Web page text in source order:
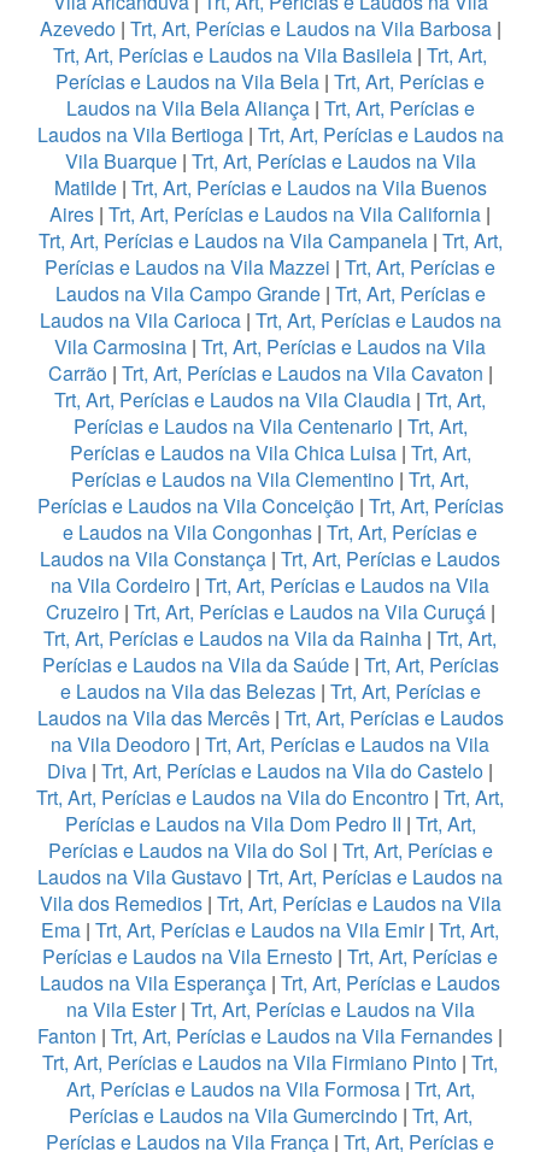
Azevedo| Trt, Art, Perícias e Laudos na Vila Barbosa|
Trt, Art, Perícias e Laudos na Vila Basileia | Trt, Art,
Perícias e Laudos na Vila Bela | Trt, Art, Perícias e
Laudos na Vila Bela Aliança| Trt, Art, Perícias e
Laudos na Vila Bertioga| Trt, Art, Perícias e Laudos na
Vila Buarque| Trt, Art, Perícias e Laudos na Vila
Matilde| Trt, Art, Perícias e Laudos na Vila Buenos
Aires | Trt, Art, Perícias e Laudos na Vila California |
Trt, Art, Perícias e Laudos na Vila Campanela| Trt, Art,
Perícias e Laudos na Vila Mazzei | Trt, Art, Perícias e
Laudos na Vila Campo Grande| Trt, Art, Perícias e
Laudos na Vila Carioca| Trt, Art, Perícias e Laudos na
Vila Carmosina | Trt, Art, Perícias e Laudos na Vila
Carrão| Trt, Art, Perícias e Laudos na Vila Cavaton |
Trt, Art, Perícias e Laudos na Vila Claudia | Trt, Art,
Perícias e Laudos na Vila Centenario| Trt, Art,
Perícias e Laudos na Vila Chica Luisa | Trt, Art,
Perícias e Laudos na Vila Clementino | Trt, Art,
Perícias e Laudos na Vila Conceição| Trt, Art, Perícias
e Laudos na Vila Congonhas | Trt, Art, Perícias e
Laudos na Vila Constança | Trt, Art, Perícias e Laudos
na Vila Cordeiro | Trt, Art, Perícias e Laudos na Vila
Cruzeiro | Trt, Art, Perícias e Laudos na Vila Curuçá |
Trt, Art, Perícias e Laudos na Vila da Rainha | Trt, Art,
Perícias e Laudos na Vila da Saúde| Trt, Art, Perícias
e Laudos na Vila das Belezas| Trt, Art, Perícias e
Laudos na Vila das Mercês| Trt, Art, Perícias e Laudos
na Vila Deodoro | Trt, Art, Perícias e Laudos na Vila
Diva | Trt, Art, Perícias e Laudos na Vila do Castelo |
Trt, Art, Perícias e Laudos na Vila do Encontro | Trt, Art,
Perícias e Laudos na Vila Dom Pedro II | Trt, Art,
Perícias e Laudos na Vila do Sol | Trt, Art, Perícias e
Laudos na Vila Gustavo | Trt, Art, Perícias e Laudos na
Vila dos Remedios| Trt, Art, Perícias e Laudos na Vila
Ema | Trt, Art, Perícias e Laudos na Vila Emir| Trt, Art,
Perícias e Laudos na Vila Ernesto | Trt, Art, Perícias e
Laudos na Vila Esperança | Trt, Art, Perícias e Laudos
na Vila Ester| Trt, Art, Perícias e Laudos na Vila
Fanton | Trt, Art, Perícias e Laudos na Vila Fernandes |
Trt, Art, Perícias e Laudos na Vila Firmiano Pinto | Trt,
Art, Perícias e Laudos na Vila Formosa| Trt, Art,
Perícias e Laudos na Vila Gumercindo| Trt, Art,
Perícias e Laudos na Vila França | Trt, Art, Perícias e